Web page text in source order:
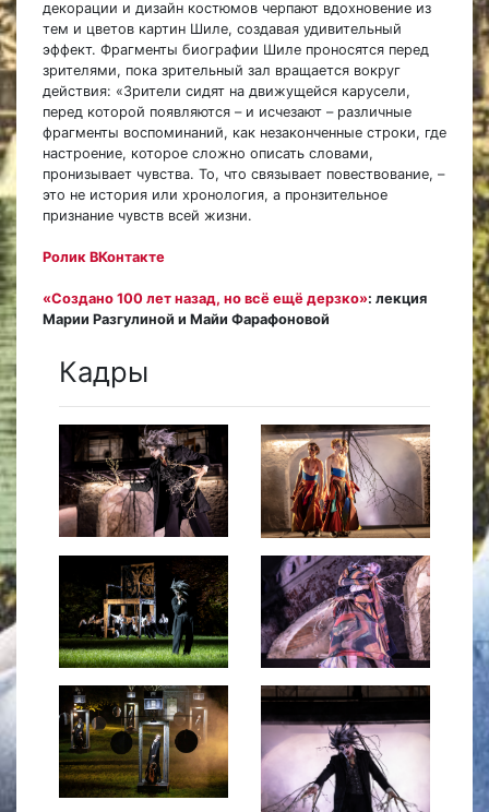
декорации и дизайн костюмов черпают вдохновение из
тем и цветов картин Шиле, создавая удивительный
эффект. Фрагменты биографии Шиле проносятся перед
зрителями, пока зрительный зал вращается вокруг
действия: «Зрители сидят на движущейся карусели,
перед которой появляются – и исчезают – различные
фрагменты воспоминаний, как незаконченные строки, где
настроение, которое сложно описать словами,
пронизывает чувства. То, что связывает повествование, –
это не история или хронология, а пронзительное
признание чувств всей жизни.
Ролик ВКонтакте
«Создано 100 лет назад, но всё ещё дерзко»: лекция
Марии Разгулиной и Майи Фарафоновой
Кадры